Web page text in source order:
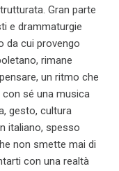
Gran parte
e drammaturgie
da cui provengo
rimane
un ritmo che
sé una musica
gesto, cultura
italiano, spesso
non smette mai di
con una realtà